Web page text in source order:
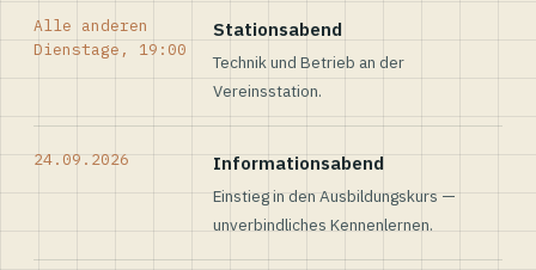
Alle anderen
Dienstage, 19:00
Stationsabend
Technik und Betrieb an der
Vereinsstation.
24.09.2026 Informationsabend
Einstieg in den Ausbildungskurs —
unverbindliches Kennenlernen.